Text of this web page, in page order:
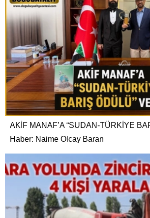
AKİF MANAF’A “SUDAN-TÜRKİYE
Haber: Naime Olcay Baran